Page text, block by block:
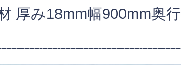
厚み18mm幅900mm奥行